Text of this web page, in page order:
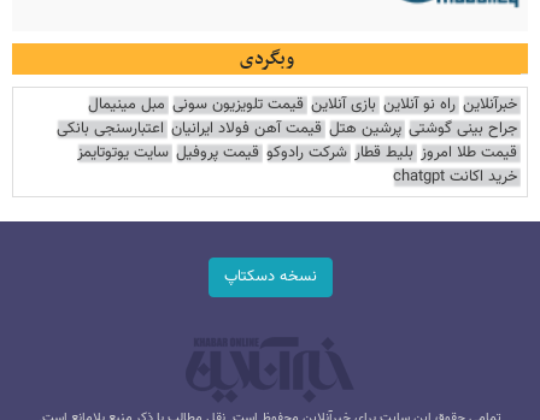
وبگردی
خبرآنلاین راه نو آنلاین بازی آنلاین قیمت تلویزیون سونی مبل مینیمال
جراح بینی گوشتی پرشین هتل قیمت آهن فولاد ایرانیان اعتبارسنجی بانکی
قیمت طلا امروز بلیط قطار شرکت رادوکو قیمت پروفیل سایت یوتوتایمز
خرید اکانت chatgpt
نسخه دسکتاپ